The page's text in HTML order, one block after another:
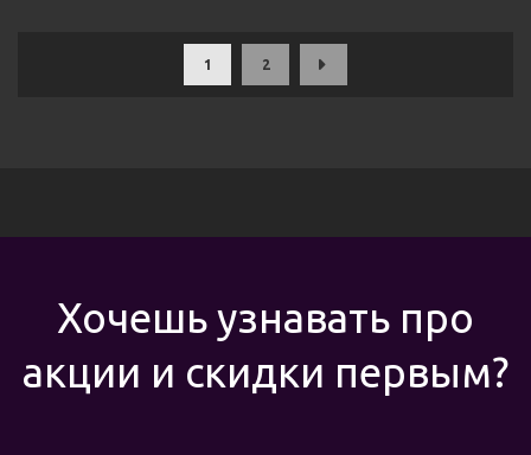
1 2
Хочешь узнавать про
акции и скидки первым?